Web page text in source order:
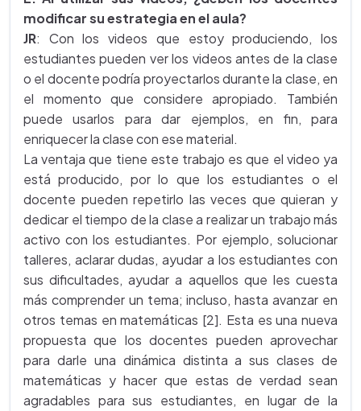
modificar su estrategia en el aula?
JR: Con los videos que estoy produciendo, los
estudiantes pueden ver los videos antes de la clase
o el docente podría proyectarlos durante la clase, en
el momento que considere apropiado. También
puede usarlos para dar ejemplos, en fin, para
enriquecer la clase con ese material.
La ventaja que tiene este trabajo es que el video ya
está producido, por lo que los estudiantes o el
docente pueden repetirlo las veces que quieran y
dedicar el tiempo de la clase a realizar un trabajo más
activo con los estudiantes. Por ejemplo, solucionar
talleres, aclarar dudas, ayudar a los estudiantes con
sus dificultades, ayudar a aquellos que les cuesta
más comprender un tema; incluso, hasta avanzar en
otros temas en matemáticas [2]. Esta es una nueva
propuesta que los docentes pueden aprovechar
para darle una dinámica distinta a sus clases de
matemáticas y hacer que estas de verdad sean
agradables para sus estudiantes, en lugar de la